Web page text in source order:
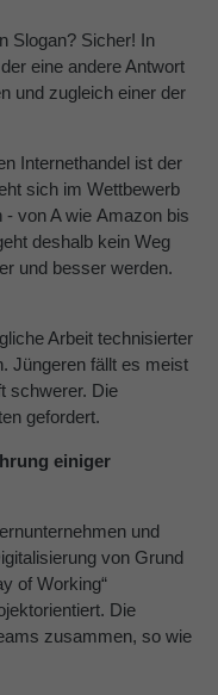
Aenean massa.
dis parturient
quam felis,
Slogan? Sicher! In
eine andere Antwort
und zugleich einer der
Internethandel ist der
sich im Wettbewerb
- von A wie Amazon bis
deshalb kein Weg
und besser werden.
Arbeit technisierter
Jüngeren fällt es meist
schwerer. Die
gefordert.
einiger
und
von Grund
of Working“
Die
zusammen, so wie